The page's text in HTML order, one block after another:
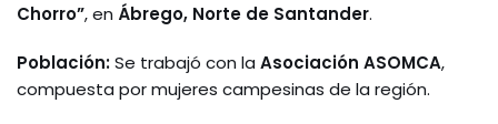
Chorro”, en Ábrego, Norte de Santander.
Población:Se trabajó con la Asociación ASOMCA,
compuesta por mujeres campesinas de la región.